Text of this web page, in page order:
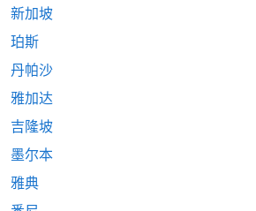
新加坡
珀斯
丹帕沙
雅加达
吉隆坡
墨尔本
雅典